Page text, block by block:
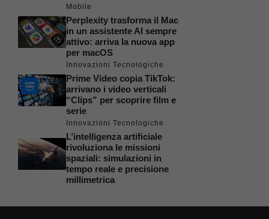
Mobile
Perplexity trasforma il Mac
in un assistente AI sempre
attivo: arriva la nuova app
per macOS
Innovazioni Tecnologiche
Prime Video copia TikTok:
arrivano i video verticali
“Clips” per scoprire film e
serie
Innovazioni Tecnologiche
L’intelligenza artificiale
rivoluziona le missioni
spaziali: simulazioni in
tempo reale e precisione
millimetrica